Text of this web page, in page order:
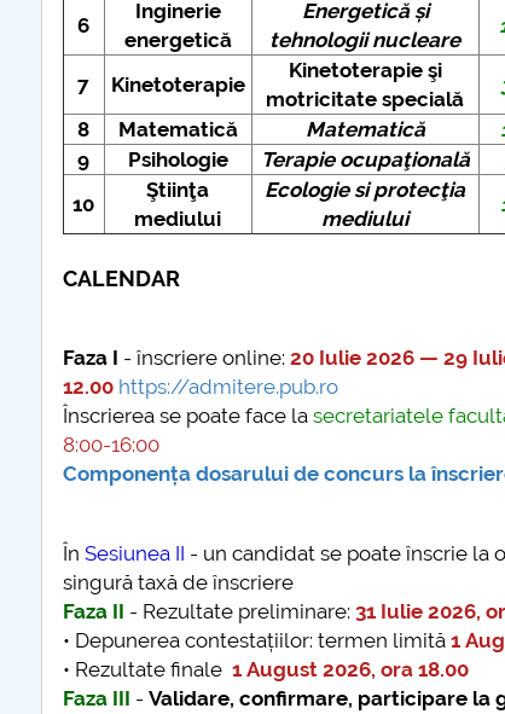
6
Inginerie
energetică
Energetică și
tehnologii nucleare
7 Kinetoterapie
Kinetoterapie şi
motricitate specială
8
Matematică Matematică
9
Psihologie Terapie ocupaţională
10
Ştiinţa
mediului
Ecologie si protecţia
mediului
CALENDAR
Faza I - înscriere online: 20 Iulie 2026 — 29
12.00 https://admitere.pub.ro
Înscrierea se poate face la secretariatele
8:00-16:00
Componența dosarului de concurs la
În Sesiunea II - un candidat se poate înscrie la
singură taxă de înscriere
Faza II - Rezultate preliminare: 31 Iulie 2026,
• Depunerea contestațiilor: termen limită 1
• Rezultate finale 1 August 2026, ora 18.00
Faza III - Validare, confirmare, participare la